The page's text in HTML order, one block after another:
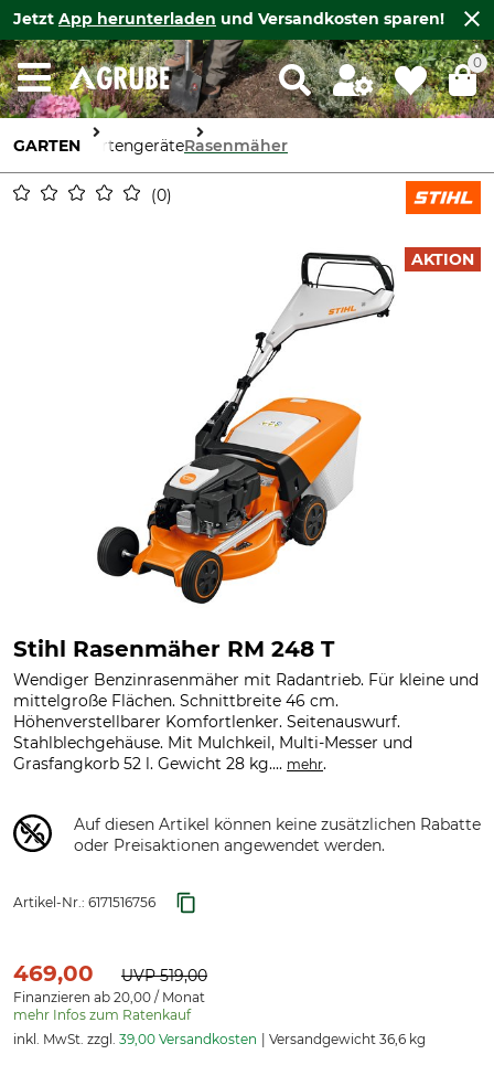
Jetzt App herunterladen und Versandkosten sparen!
0
GARTEN GartengeräteRasenmäher
0
AKTION
Stihl Rasenmäher RM 248 T
Wendiger Benzinrasenmäher mit Radantrieb. Für kleine und
mittelgroße Flächen. Schnittbreite 46 cm.
Höhenverstellbarer Komfortlenker. Seitenauswurf.
Stahlblechgehäuse. Mit Mulchkeil, Multi-Messer und
Grasfangkorb 52 l. Gewicht 28 kg.... mehr.
Auf diesen Artikel können keine zusätzlichen Rabatte
oder Preisaktionen angewendet werden.
Artikel-Nr.: 6171516756
469,00 UVP519,00
Finanzieren ab 20,00 / Monat
mehr Infos zum Ratenkauf
inkl. MwSt. zzgl. 39,00 Versandkosten Versandgewicht 36,6 kg